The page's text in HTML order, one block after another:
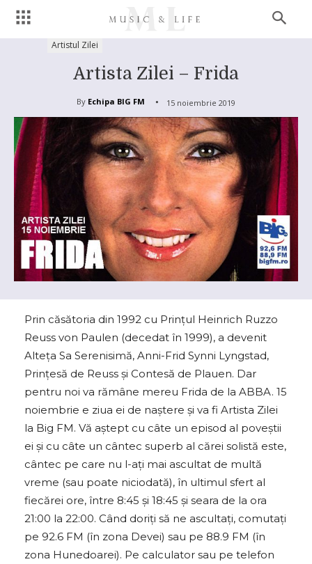
Artistul Zilei
Artista Zilei – Frida
By Echipa BIG FM 15 noiembrie 2019
Prin căsătoria din 1992 cu Prințul Heinrich Ruzzo
Reuss von Paulen (decedat în 1999), a devenit
Alteţa Sa Serenisimă, Anni-Frid Synni Lyngstad,
Prinţesă de Reuss și Contesă de Plauen. Dar
pentru noi va rămâne mereu Frida de la ABBA. 15
noiembrie e ziua ei de naştere şi va fi Artista Zilei
la Big FM. Vă aştept cu câte un episod al poveştii
ei și cu câte un cântec superb al cărei solistă este,
cântec pe care nu l-ați mai ascultat de multă
vreme (sau poate niciodată), în ultimul sfert al
fiecărei ore, între 8:45 și 18:45 și seara de la ora
21:00 la 22:00. Când doriţi să ne ascultaţi, comutaţi
pe 92.6 FM (în zona Devei) sau pe 88.9 FM (în
zona Hunedoarei). Pe calculator sau pe telefon